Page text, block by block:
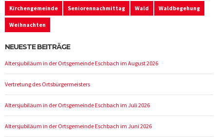
Kirchengemeinde Seniorennachmittag Wald Waldbegehung
Weihnachten
NEUESTE BEITRÄGE
Altersjubiläum in der Ortsgemeinde Eschbach im August 2026
Vertretung des Ortsbürgermeisters
Altersjubiläum in der Ortsgemeinde Eschbach im Juli 2026
Altersjubiläum in der Ortsgemeinde Eschbach im Juni 2026